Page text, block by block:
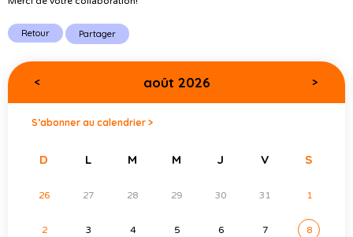
Retour Partager
< août 2026 >
S’abonner au calendrier >
D L M M J V S
26 27 28 29 30 31 1
2 3 4 5 6 7 8